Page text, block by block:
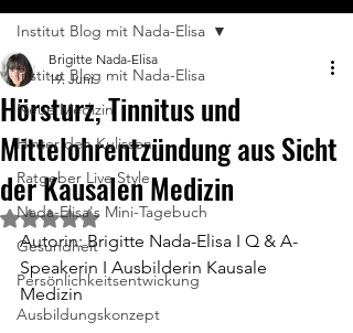
Institut Blog mit Nada-Elisa
Neue Medizin
Hinter den Kulissen
Ratgeber Live Style
Nada-Elisa's Mini-Tagebuch
Gesundheit
Persönlichkeitsentwickung
Ausbildungskonzept
Institut Blog mit Nada-Elisa
Hörsturz, Tinnitus und
Mittelohrentzündung aus Sicht
der Kausalen Medizin
Brigitte Nada-Elisa
19. Juni
Mit NaN von 5 Sternen bewertet.
Autorin: Brigitte Nada-Elisa I Q & A-
Speakerin I Ausbilderin Kausale
Medizin